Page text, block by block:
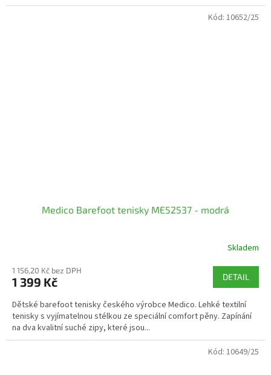
Medico Barefoot tenisky ME52537 - modrá
Skladem
1 156,20 Kč bez DPH
1 399 Kč DETAIL
Dětské barefoot tenisky českého výrobce Medico. Lehké textilní
tenisky s vyjímatelnou stélkou ze speciální comfort pěny. Zapínání
na dva kvalitní suché zipy, které jsou...
Kód: 10652/25
Kód: 10649/25